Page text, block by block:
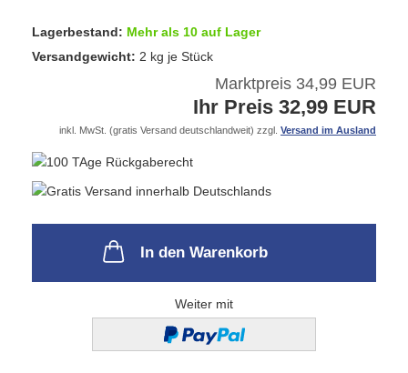
Lagerbestand: Mehr als 10 auf Lager
Versandgewicht: 2 kg je Stück
Marktpreis 34,99 EUR
Ihr Preis 32,99 EUR
inkl. MwSt. (gratis Versand deutschlandweit) zzgl. Versand im Ausland
In den Warenkorb
Weiter mit